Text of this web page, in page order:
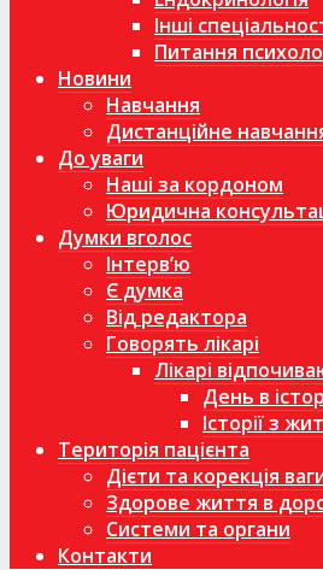
Інші
Питання
Новини
Навчання
Дистанційне
До уваги
Наші за кордоном
Юридична
Думки вголос
Інтерв’ю
Є думка
Від редактора
Говорять лікарі
Лікарі
День в
Історії з
Територія пацієнта
Дієти та корекція
Здорове життя в
Системи та органи
Контакти